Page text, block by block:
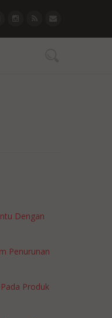
Dengan
Penurunan
Produk